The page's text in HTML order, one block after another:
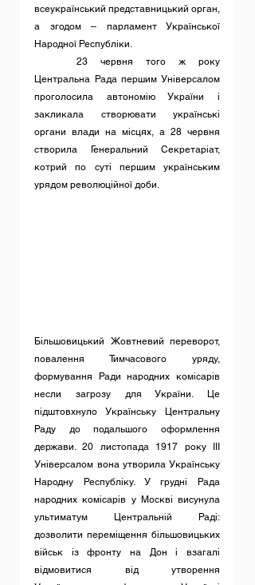
всеукраїнський представницький орган,
а згодом – парламент Української
Народної Республіки.
Центральна Рада першим Універсалом
проголосила автономію України і
закликала створювати українські
органи влади на місцях, а 28 червня
створила Генеральний Секретаріат,
котрий по суті першим українським
урядом революційної доби.
Більшовицький Жовтневий переворот,
повалення Тимчасового уряду,
формування Ради народних комісарів
несли загрозу для України. Це
підштовхнуло Українську Центральну
Раду до подальшого оформлення
держави. 20 листопада 1917 року ІІІ
Універсалом вона утворила Українську
Народну Республіку. У грудні Рада
народних комісарів у Москві висунула
ультиматум Центральній Раді:
дозволити переміщення більшовицьких
військ із фронту на Дон і взагалі
відмовитися від утворення